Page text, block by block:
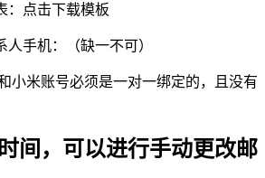
：点击下载模板
人手机：（缺一不可）
小米账号必须是一对一绑定的，且没有
间，可以进行手动更改邮